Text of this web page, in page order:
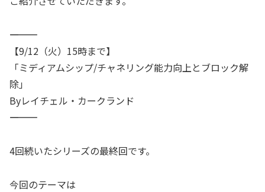
――――――――――
【9/12（火）15時まで】
「ミディアムシップ/チャネリング能力向上とブロック解
除」
Byレイチェル・カークランド
――――――――――
4回続いたシリーズの最終回です。
今回のテーマは